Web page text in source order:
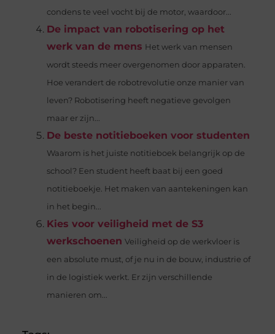
condens te veel vocht bij de motor, waardoor...
De impact van robotisering op het
werk van de mens Het werk van mensen
wordt steeds meer overgenomen door apparaten.
Hoe verandert de robotrevolutie onze manier van
leven? Robotisering heeft negatieve gevolgen
maar er zijn...
De beste notitieboeken voor studenten
Waarom is het juiste notitieboek belangrijk op de
school? Een student heeft baat bij een goed
notitieboekje. Het maken van aantekeningen kan
in het begin...
Kies voor veiligheid met de S3
werkschoenen Veiligheid op de werkvloer is
een absolute must, of je nu in de bouw, industrie of
in de logistiek werkt. Er zijn verschillende
manieren om...